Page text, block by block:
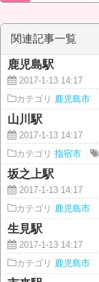
関連記事一覧
鹿児島駅
2017-1-13 14:17
カテゴリ 鹿児島市
山川駅
2017-1-13 14:17
カテゴリ 指宿市
坂之上駅
2017-1-13 14:17
カテゴリ 鹿児島市
生見駅
2017-1-13 14:17
カテゴリ 鹿児島市